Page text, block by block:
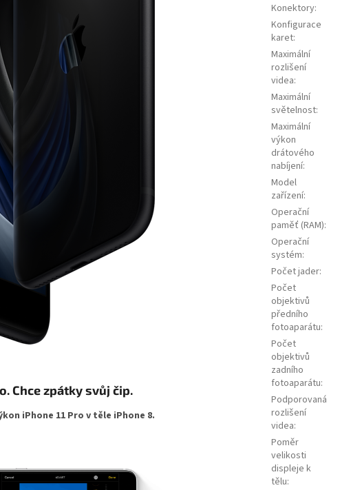
Chce zpátky svůj čip.
iPhone 11 Pro v těle iPhone 8.
Konektory:
Konfigurace
karet:
Maximální
rozlišení
videa:
Maximální
světelnost:
Maximální
výkon
drátového
nabíjení:
Model
zařízení:
Operační
paměť (RAM):
Operační
systém:
Počet jader:
Počet
objektivů
předního
fotoaparátu:
Počet
objektivů
zadního
fotoaparátu:
Podporovaná
rozlišení
videa:
Poměr
velikosti
displeje k
tělu: